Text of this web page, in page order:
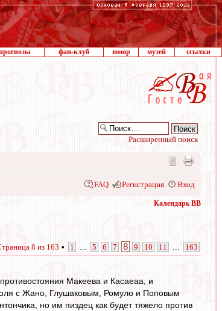
фан-клуб юмор музей ссылки
Расширенный поиск
FAQ Регистрация Вход
Календарь ВВ
8 из 163 • 1 5 6 7 8 9 10 11 163
Макеева и Касаеаа, и
с Жано, Глушаковым, Ромуло и Поповым
но им пиздец как будет тяжело против